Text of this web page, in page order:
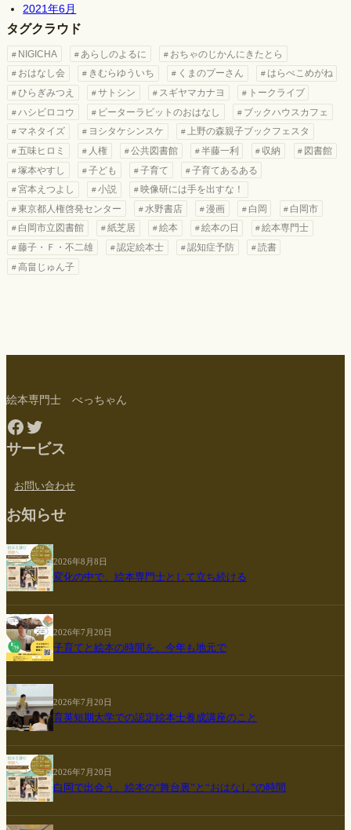
2021年6月
タグクラウド
NIGICHA あらしのよるに
おちゃのじかんにきたとら
おはなし会
きむらゆういち くまのプーさん
はらぺこめがね
ひらぎみつえ
サトシン スギヤマカナヨ
トークライブ
ハシビロコウ
ピーターラビットのおはなし
ブックハウスカフェ
マネタイズ
ヨシタケシンスケ
上野の森親子ブックフェスタ
五味ヒロミ
人権 公共図書館 半藤一利 収納
図書館
塚本やすし
子ども 子育て
子育てあるある
宮本えつよし
小説
映像研には手を出すな！
東京都人権啓発センター
水野書店 漫画 白岡
白岡市
白岡市立図書館
紙芝居 絵本 絵本の日
絵本専門士
藤子・Ｆ・不二雄
認定絵本士 認知症予防
読書
高畠じゅん子
絵本専門士 べっちゃん
Facebook
Twitter
サービス
お問い合わせ
お知らせ
2026年8月8日
変化の中で、絵本専門士として立ち続ける
2026年7月20日
子育てと絵本の時間を、今年も地元で
2026年7月20日
育英短期大学での認定絵本士養成講座のこと
2026年7月20日
白岡で出会う、絵本の“舞台裏”と“おはなし”の時間